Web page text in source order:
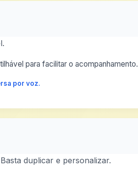
para facilitar o acompanhamento.
por voz.
duplicar e personalizar.